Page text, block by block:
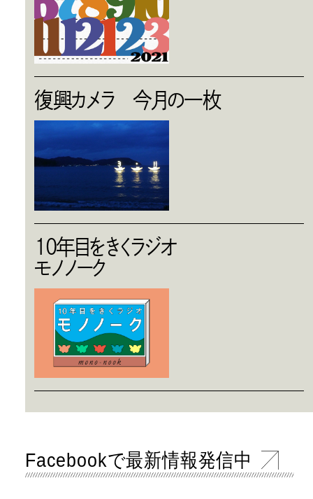
復興カメラ 今月の一枚
10年目をきくラジオ
モノノーク
Facebookで最新情報発信中